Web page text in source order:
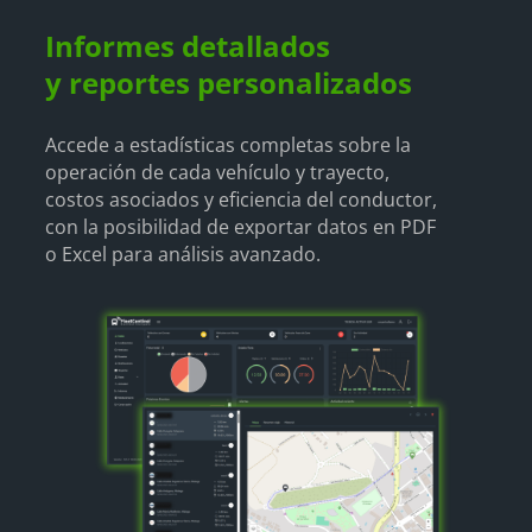
Informes detallados
y reportes personalizados
Accede a estadísticas completas sobre la
operación de cada vehículo y trayecto,
costos asociados y eficiencia del conductor,
con la posibilidad de exportar datos en PDF
o Excel para análisis avanzado.